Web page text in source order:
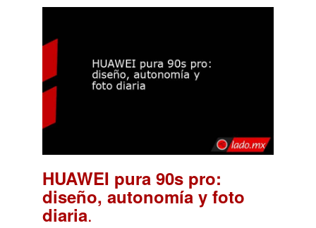
HUAWEI pura 90s pro:
diseño, autonomía y foto
diaria.